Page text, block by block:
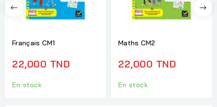
Français CM1
22,000 TND
En stock
Maths CM2
22,000 TND
En stock